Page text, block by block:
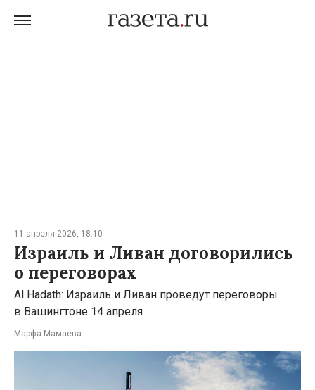
11 апреля 2026, 18:10
Израиль и Ливан договорились
о переговорах
Al Hadath: Израиль и Ливан проведут переговоры
в Вашингтоне 14 апреля
Марфа Мамаева